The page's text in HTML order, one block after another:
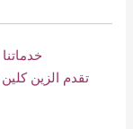
تقدم الزين